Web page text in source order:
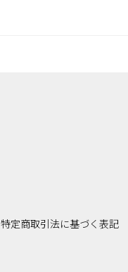
特定商取引法に基づく表記